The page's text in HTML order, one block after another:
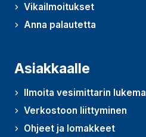
Vikailmoitukset
Anna palautetta
(Avautuu uudessa ikkunassa)
Asiakkaalle
Ilmoita vesimittarin lukema
Verkostoon liittyminen
Ohjeet ja lomakkeet